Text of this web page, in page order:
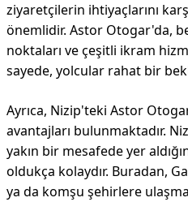
ziyaretçilerin ihtiyaçlarını
önemlidir. Astor Otogar'da,
noktaları ve çeşitli ikram
sayede, yolcular rahat bir
Ayrıca, Nizip'teki Astor
avantajları bulunmaktadır.
yakın bir mesafede yer
oldukça kolaydır. Buradan,
ya da komşu şehirlere